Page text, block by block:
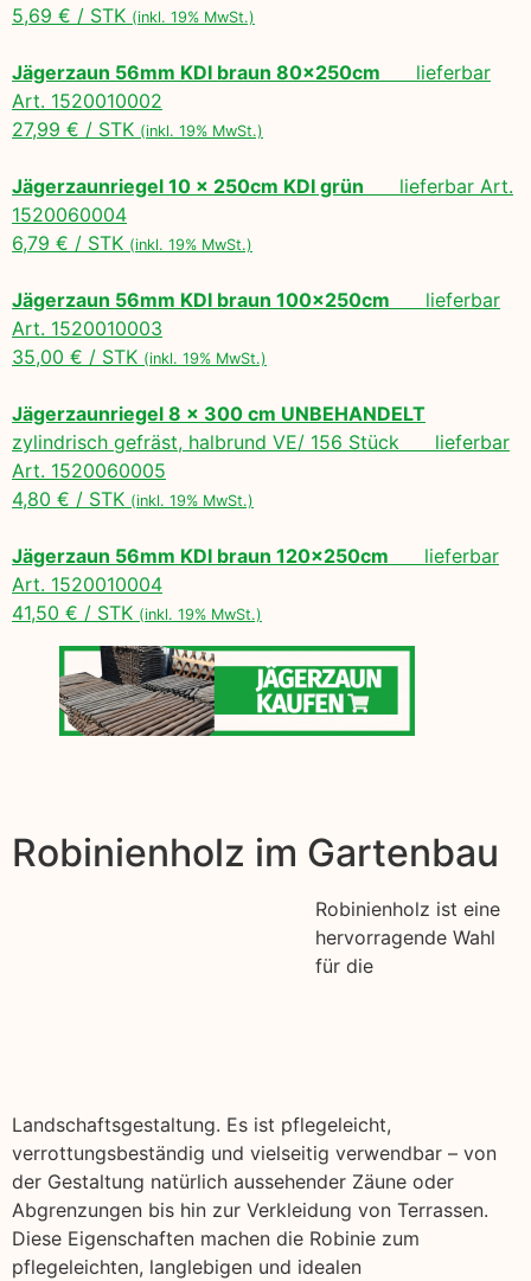
5,69 € / STK (inkl. 19% MwSt.)
Jägerzaun 56mm KDI braun 80x250cm lieferbar
Art. 1520010002
27,99 € / STK (inkl. 19% MwSt.)
Jägerzaunriegel 10 x 250cm KDI grün lieferbar Art.
1520060004
6,79 € / STK (inkl. 19% MwSt.)
Jägerzaun 56mm KDI braun 100x250cm lieferbar
Art. 1520010003
35,00 € / STK (inkl. 19% MwSt.)
Jägerzaunriegel 8 x 300 cm UNBEHANDELT
zylindrisch gefräst, halbrund VE/ 156 Stück lieferbar
Art. 1520060005
4,80 € / STK (inkl. 19% MwSt.)
Jägerzaun 56mm KDI braun 120x250cm lieferbar
Art. 1520010004
41,50 € / STK (inkl. 19% MwSt.)
Robinienholz im Gartenbau
Robinienholz ist eine
hervorragende Wahl
für die
Landschaftsgestaltung. Es ist pflegeleicht,
verrottungsbeständig und vielseitig verwendbar – von
der Gestaltung natürlich aussehender Zäune oder
Abgrenzungen bis hin zur Verkleidung von Terrassen.
Diese Eigenschaften machen die Robinie zum
pflegeleichten, langlebigen und idealen